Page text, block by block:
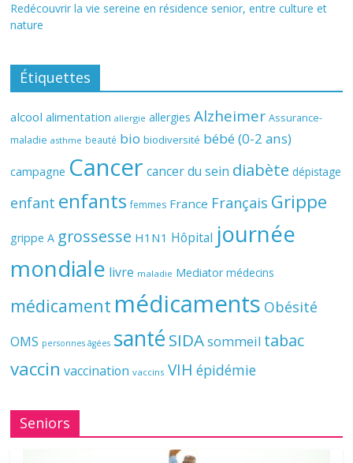
Redécouvrir la vie sereine en résidence senior, entre culture et
nature
Étiquettes
alcool alimentation allergie allergies Alzheimer Assurance-
maladie asthme beauté bio biodiversité bébé (0-2 ans)
campagne Cancer cancer du sein diabète dépistage
enfant enfants femmes France Français Grippe
grippe A grossesse H1N1 Hôpital journée
mondiale livre maladie Mediator médecins
médicament médicaments Obésité
OMS personnes âgées santé SIDAsommeil tabac
vaccin vaccination vaccins VIH épidémie
Seniors